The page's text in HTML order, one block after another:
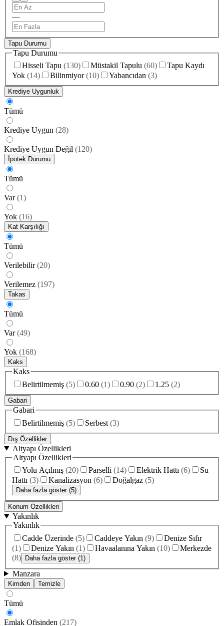
—
Tapu Durumu
Tapu Durumu
Hisseli Tapu (130) Müstakil Tapulu (60)
Tapu Kaydı
Yok (14) Bilinmiyor (10) Yabancıdan (3)
Krediye Uygunluk
Tümü
Krediye Uygun (28)
Krediye Uygun Değil (120)
İpotek Durumu
Tümü
Var (1)
Yok (16)
Kat Karşılığı
Tümü
Verilebilir (20)
Verilemez (197)
Takas
Tümü
Var (49)
Yok (168)
Kaks
Kaks
Belirtilmemiş (5) 0.60 (1) 0.90 (2) 1.25 (2)
Gabari
Gabari
Belirtilmemiş (5) Serbest (3)
Dış Özellikler
Altyapı Özellikleri
Altyapı Özellikleri
Yolu Açılmış (20) Parselli (14) Elektrik Hattı (6)
Su
Hattı (3) Kanalizasyon (6) Doğalgaz (5)
Daha fazla göster (5)
Konum Özellikleri
Yakınlık
Yakınlık
Cadde Üzerinde (5) Caddeye Yakın (9)
Denize Sıfır
(1) Denize Yakın (1) Havaalanına Yakın (10)
Merkezde
(8) Daha fazla göster (1)
Manzara
Kimden Temizle
Tümü
Emlak Ofisinden (217)